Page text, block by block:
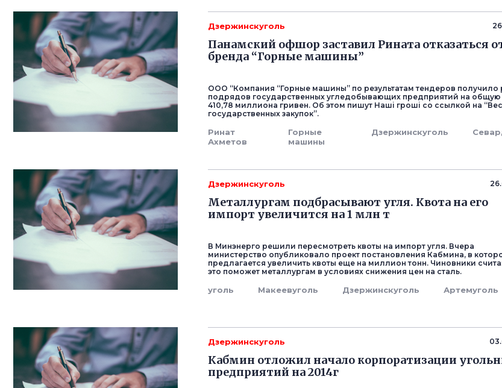
Дзержинскуголь
Панамский офшор заставил Рината отказаться
бренда “Горные машины”
ООО “Компания “Горные машины” по результатам тендеров получило
подрядов государственных угледобывающих предприятий на общую
410,78 миллиона гривен. Об этом пишут Наші гроші со ссылкой на
государственных закупок”.
Ринат
Ахметов
Горные
машины
Дзержинскуголь
Дзержинскуголь
Металлургам подбрасывают угля. Квота на его
импорт увеличится на 1 млн т
В Минэнерго решили пересмотреть квоты на импорт угля. Вчера
министерство опубликовало проект постановления Кабмина, в
предлагается увеличить квоты еще на миллион тонн. Чиновники
это поможет металлургам в условиях снижения цен на сталь.
уголь Макеевуголь Дзержинскуголь Артемуголь
Дзержинскуголь
Кабмин отложил начало корпоратизации
предприятий на 2014г